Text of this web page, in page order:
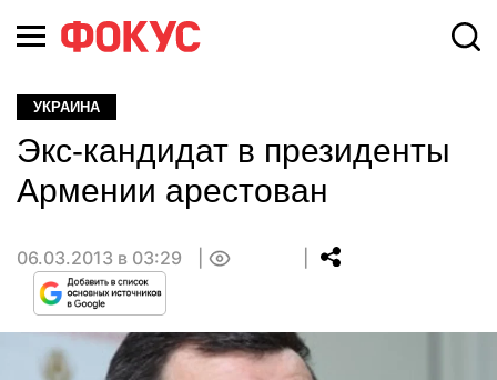
УКРАИНА
Экс-кандидат в президенты
Армении арестован
06.03.2013 в 03:29